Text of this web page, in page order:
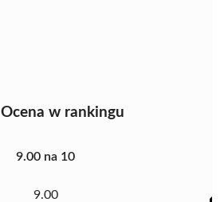
Ocena w rankingu
9.00 na 10
9.00